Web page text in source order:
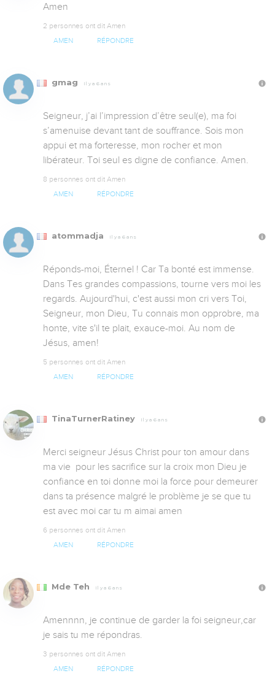
Amen
2 personnes ont dit Amen
AMEN RÉPONDRE
gmag Il y a 6 ans
Seigneur, j’ai l’impression d’être seul(e), ma foi
s’amenuise devant tant de souffrance. Sois mon
appui et ma forteresse, mon rocher et mon
libérateur. Toi seul es digne de confiance. Amen.
8 personnes ont dit Amen
AMEN RÉPONDRE
atommadja Il y a 6 ans
Réponds-moi, Éternel ! Car Ta bonté est immense.
Dans Tes grandes compassions, tourne vers moi les
regards. Aujourd'hui, c'est aussi mon cri vers Toi,
Seigneur, mon Dieu, Tu connais mon opprobre, ma
honte, vite s'il te plait, exauce-moi. Au nom de
Jésus, amen!
5 personnes ont dit Amen
AMEN RÉPONDRE
TinaTurnerRatiney Il y a 6 ans
Merci seigneur Jésus Christ pour ton amour dans
ma vie  pour les sacrifice sur la croix mon Dieu je
confiance en toi donne moi la force pour demeurer
dans ta présence malgré le problème je se que tu
est avec moi car tu m aimai amen
6 personnes ont dit Amen
AMEN RÉPONDRE
Mde Teh Il y a 6 ans
Amennnn, je continue de garder la foi seigneur,car
je sais tu me répondras.
3 personnes ont dit Amen
AMEN RÉPONDRE